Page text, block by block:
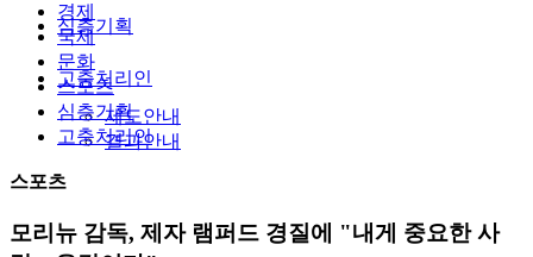
심층기획
고충처리인
제도안내
결과안내
경제
국제
문화
스포츠
심층기획
고충처리인
스포츠
모리뉴 감독, 제자 램퍼드 경질에 "내게 중요한 사